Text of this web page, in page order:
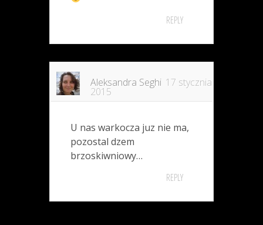
REPLY
Aleksandra Seghi 17 stycznia
2015
U nas warkocza juz nie ma,
pozostal dzem
brzoskiwniowy…
REPLY